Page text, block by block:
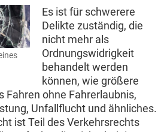
Es ist für schwerere
Delikte zuständig, die
nicht mehr als
Ordnungswidrigkeit
behandelt werden
können, wie größere
Fahren ohne Fahrerlaubnis,
Unfallflucht und ähnliches.
ist Teil des Verkehrsrechts